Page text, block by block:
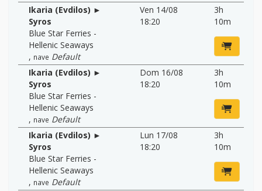
Ikaria (Evdilos) ►
Syros
Blue Star Ferries -
Hellenic Seaways
, nave Default
Ven 14/08
18:20
3h
10m
Ikaria (Evdilos) ►
Syros
Blue Star Ferries -
Hellenic Seaways
, nave Default
Dom 16/08
18:20
3h
10m
Ikaria (Evdilos) ►
Syros
Blue Star Ferries -
Hellenic Seaways
, nave Default
Lun 17/08
18:20
3h
10m